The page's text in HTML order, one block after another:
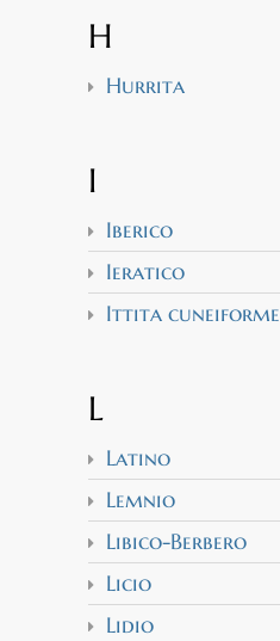
H
Hurrita
I
Iberico
Ieratico
Ittita cuneiforme
L
Latino
Lemnio
Libico-Berbero
Licio
Lidio